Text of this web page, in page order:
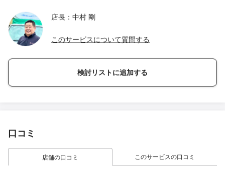
店長：中村 剛
このサービスについて質問する
検討リストに追加する
口コミ
店舗の口コミ このサービスの口コミ